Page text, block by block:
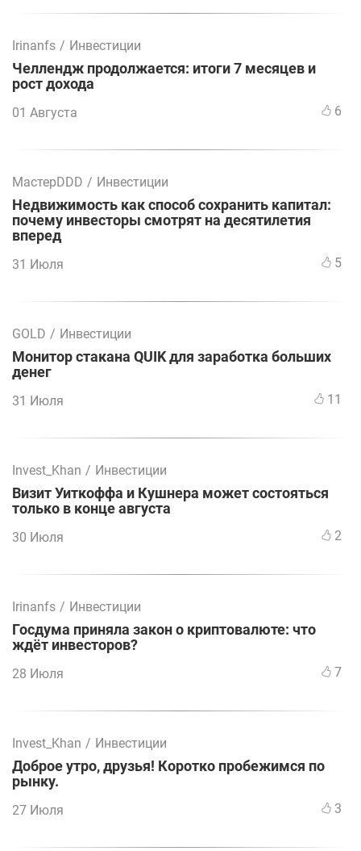
Irinanfs / Инвестиции
Челлендж продолжается: итоги 7 месяцев и
рост дохода
01 Августа 6
МастерDDD / Инвестиции
Недвижимость как способ сохранить капитал:
почему инвесторы смотрят на десятилетия
вперед
31 Июля 5
GOLD / Инвестиции
Монитор стакана QUIK для заработка больших
денег
31 Июля 11
Invest_Khan / Инвестиции
Визит Уиткоффа и Кушнера может состояться
только в конце августа
30 Июля 2
Irinanfs / Инвестиции
Госдума приняла закон о криптовалюте: что
ждёт инвесторов?
28 Июля 7
Invest_Khan / Инвестиции
Доброе утро, друзья! Коротко пробежимся по
рынку.
27 Июля 3